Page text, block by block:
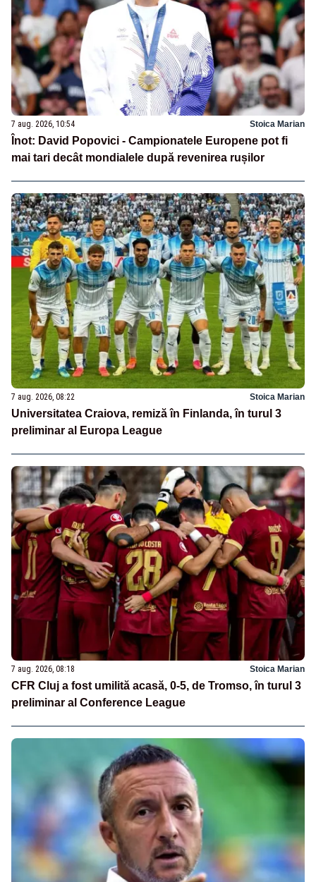
7 aug. 2026, 10:54 Stoica Marian
Înot: David Popovici - Campionatele Europene pot fi
mai tari decât mondialele după revenirea rușilor
7 aug. 2026, 08:22 Stoica Marian
Universitatea Craiova, remiză în Finlanda, în turul 3
preliminar al Europa League
7 aug. 2026, 08:18 Stoica Marian
CFR Cluj a fost umilită acasă, 0-5, de Tromso, în turul 3
preliminar al Conference League